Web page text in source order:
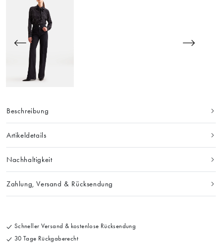
Beschreibung
Artikeldetails
Nachhaltigkeit
Zahlung, Versand & Rücksendung
Schneller Versand & kostenlose Rücksendung
30 Tage Rückgaberecht